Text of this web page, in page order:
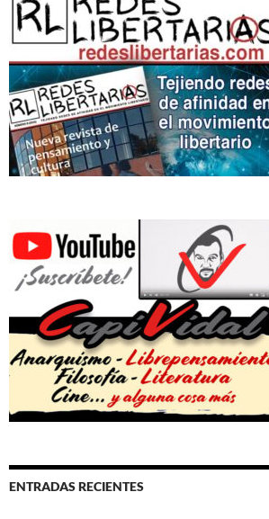
ENTRADAS RECIENTES